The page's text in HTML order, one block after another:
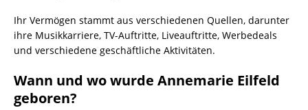
Ihr Vermögen stammt aus verschiedenen Quellen, darunter
ihre Musikkarriere, TV-Auftritte, Liveauftritte, Werbedeals
und verschiedene geschäftliche Aktivitäten.
Wann und wo wurde Annemarie Eilfeld
geboren?